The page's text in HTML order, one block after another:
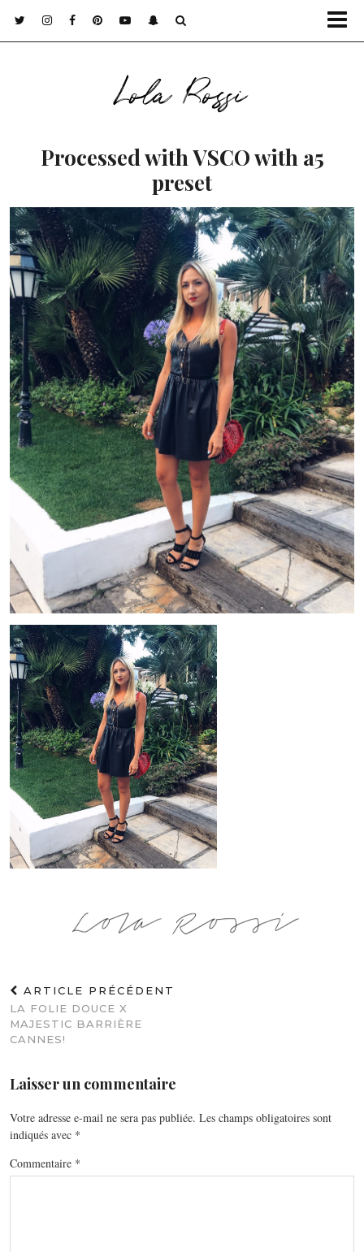
Lola Rossi
Processed with VSCO with a5
preset
ARTICLE PRÉCÉDENT
LA FOLIE DOUCE X
MAJESTIC BARRIÈRE
CANNES!
Laisser un commentaire
Votre adresse e-mail ne sera pas publiée. Les champs obligatoires sont
indiqués avec *
Commentaire *